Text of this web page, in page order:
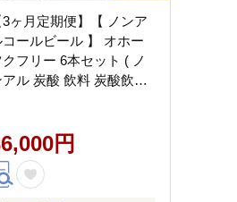
3ヶ月定期便】【 ノンア
コールビール 】 オホー
クフリー 6本セット ( ノ
アル 炭酸 飲料 炭酸飲料
円